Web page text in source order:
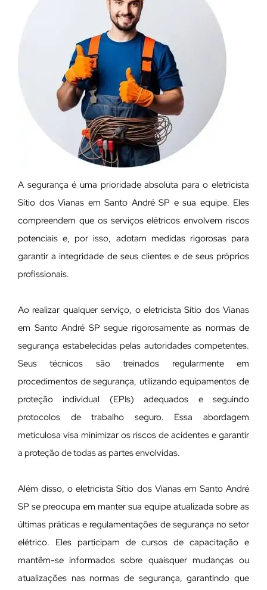
A segurança é uma prioridade absoluta para o eletricista
Sítio dos Vianas em Santo André SP e sua equipe. Eles
compreendem que os serviços elétricos envolvem riscos
potenciais e, por isso, adotam medidas rigorosas para
garantir a integridade de seus clientes e de seus próprios
profissionais.
Ao realizar qualquer serviço, o eletricista Sítio dos Vianas
em Santo André SP segue rigorosamente as normas de
segurança estabelecidas pelas autoridades competentes.
Seus técnicos são treinados regularmente em
procedimentos de segurança, utilizando equipamentos de
proteção individual (EPIs) adequados e seguindo
protocolos de trabalho seguro. Essa abordagem
meticulosa visa minimizar os riscos de acidentes e garantir
a proteção de todas as partes envolvidas.
Além disso, o eletricista Sítio dos Vianas em Santo André
SP se preocupa em manter sua equipe atualizada sobre as
últimas práticas e regulamentações de segurança no setor
elétrico. Eles participam de cursos de capacitação e
mantêm-se informados sobre quaisquer mudanças ou
atualizações nas normas de segurança, garantindo que